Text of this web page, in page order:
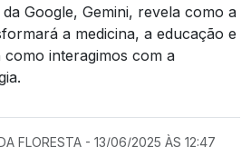
Google, Gemini, revela como a
a medicina, a educação e
interagimos com a
FLORESTA - 13/06/2025 ÀS 12:47